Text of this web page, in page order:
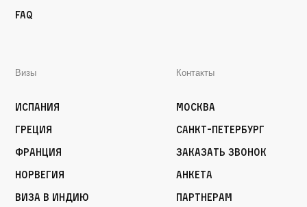
FAQ
Визы
Испания
Греция
Франция
Норвегия
Виза в Индию
Контакты
Москва
Санкт-Петербург
Заказать звонок
Анкета
Партнерам